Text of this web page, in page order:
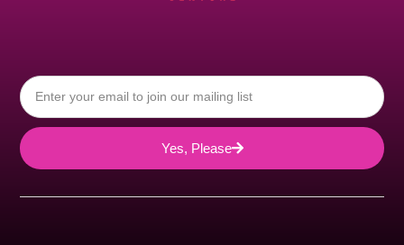
Yes, Please